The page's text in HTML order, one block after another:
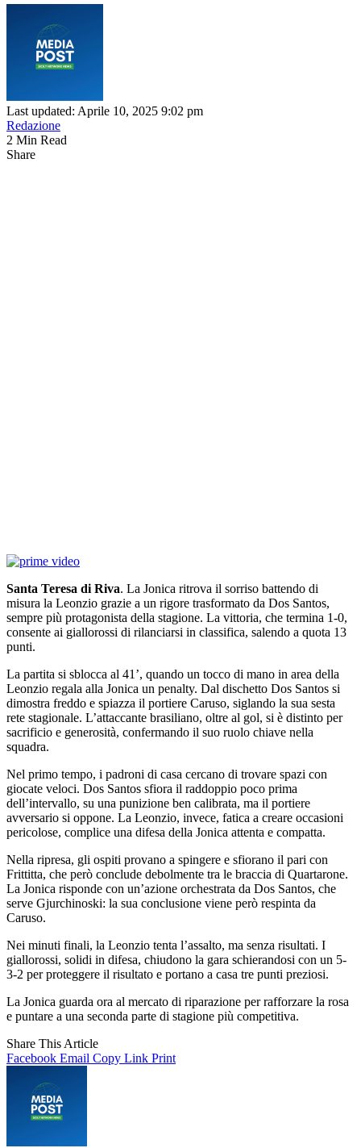
Last updated: Aprile 10, 2025 9:02 pm
Redazione
2 Min Read
Share
Santa Teresa di Riva. La Jonica ritrova il sorriso battendo di
misura la Leonzio grazie a un rigore trasformato da Dos Santos,
sempre più protagonista della stagione. La vittoria, che termina 1-0,
consente ai giallorossi di rilanciarsi in classifica, salendo a quota 13
punti.
La partita si sblocca al 41’, quando un tocco di mano in area della
Leonzio regala alla Jonica un penalty. Dal dischetto Dos Santos si
dimostra freddo e spiazza il portiere Caruso, siglando la sua sesta
rete stagionale. L’attaccante brasiliano, oltre al gol, si è distinto per
sacrificio e generosità, confermando il suo ruolo chiave nella
squadra.
Nel primo tempo, i padroni di casa cercano di trovare spazi con
giocate veloci. Dos Santos sfiora il raddoppio poco prima
dell’intervallo, su una punizione ben calibrata, ma il portiere
avversario si oppone. La Leonzio, invece, fatica a creare occasioni
pericolose, complice una difesa della Jonica attenta e compatta.
Nella ripresa, gli ospiti provano a spingere e sfiorano il pari con
Frittitta, che però conclude debolmente tra le braccia di Quartarone.
La Jonica risponde con un’azione orchestrata da Dos Santos, che
serve Gjurchinoski: la sua conclusione viene però respinta da
Caruso.
Nei minuti finali, la Leonzio tenta l’assalto, ma senza risultati. I
giallorossi, solidi in difesa, chiudono la gara schierandosi con un 5-
3-2 per proteggere il risultato e portano a casa tre punti preziosi.
La Jonica guarda ora al mercato di riparazione per rafforzare la rosa
e puntare a una seconda parte di stagione più competitiva.
Share This Article
Facebook Email Copy Link Print